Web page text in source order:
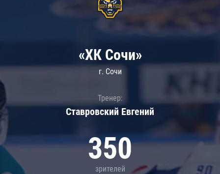
«ХК Сочи»
г. Сочи
Тренер:
Ставровский Евгений
350
зрителей